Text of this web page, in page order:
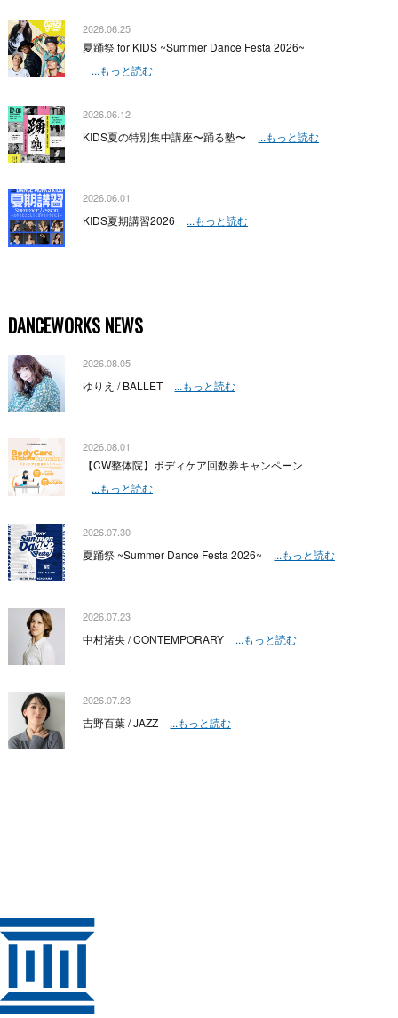
2026.06.25
夏踊祭 for KIDS ~Summer Dance Festa 2026~
...もっと読む
2026.06.12
KIDS夏の特別集中講座〜踊る塾〜 ...もっと読む
2026.06.01
KIDS夏期講習2026 ...もっと読む
DANCEWORKS NEWS
2026.08.05
ゆりえ / BALLET ...もっと読む
2026.08.01
【CW整体院】ボディケア回数券キャンペーン
...もっと読む
2026.07.30
夏踊祭 ~Summer Dance Festa 2026~ ...もっと読む
2026.07.23
中村渚央 / CONTEMPORARY ...もっと読む
2026.07.23
吉野百葉 / JAZZ ...もっと読む